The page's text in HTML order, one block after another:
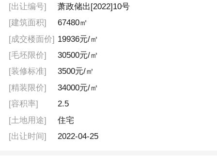
[出让编号]
萧政储出[2022]10号
[建筑面积]
67480㎡
[成交楼面价] 19936元/㎡
[毛坯限价]
30500元/㎡
[装修标准]
3500元/㎡
[精装限价]
34000元/㎡
[容积率]
2.5
[土地用途]
住宅
[出让时间]
2022-04-25